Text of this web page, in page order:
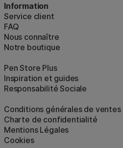
Information
Service client
FAQ
Nous connaître
Notre boutique
Pen Store Plus
Inspiration et guides
Responsabilité Sociale
Conditions générales de ventes
Charte de confidentialité
Mentions Légales
Cookies